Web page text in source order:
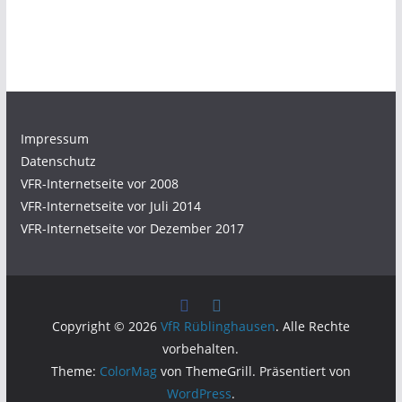
Impressum
Datenschutz
VFR-Internetseite vor 2008
VFR-Internetseite vor Juli 2014
VFR-Internetseite vor Dezember 2017
Copyright © 2026 VfR Rüblinghausen. Alle Rechte
vorbehalten.
Theme: ColorMagvon ThemeGrill. Präsentiert von
WordPress.